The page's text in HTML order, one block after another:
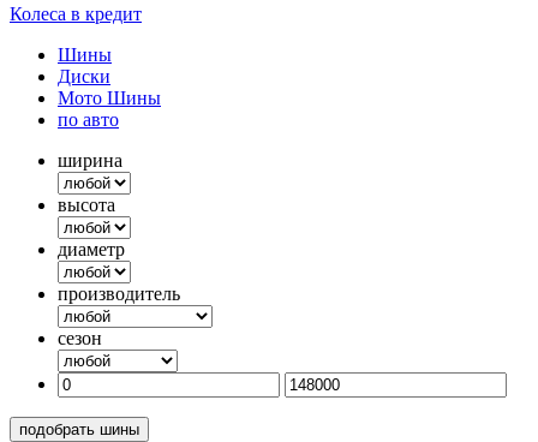
Колеса в кредит
Шины
Диски
Мото Шины
по авто
ширина
высота
диаметр
производитель
сезон
подобрать шины